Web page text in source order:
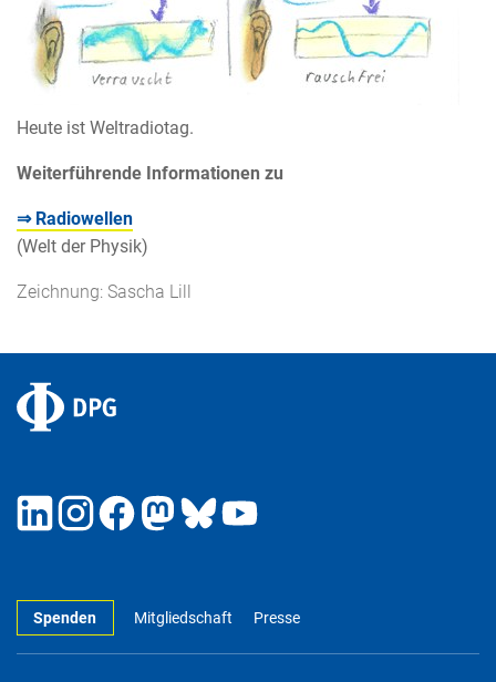
Heute ist Weltradiotag.
Weiterführende Informationen zu
⇒ Radiowellen
(Welt der Physik)
Zeichnung: Sascha Lill
Spenden Mitgliedschaft Presse